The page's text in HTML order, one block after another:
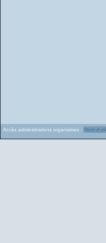
Accès administrations organismes :